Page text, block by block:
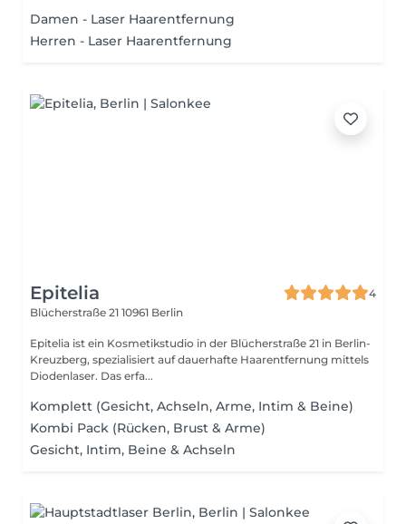
Damen - Laser Haarentfernung
Herren - Laser Haarentfernung
Epitelia
4
Blücherstraße 21 10961 Berlin
Epitelia ist ein Kosmetikstudio in der Blücherstraße 21 in Berlin-
Kreuzberg, spezialisiert auf dauerhafte Haarentfernung mittels
Diodenlaser. Das erfa...
Komplett (Gesicht, Achseln, Arme, Intim & Beine)
Kombi Pack (Rücken, Brust & Arme)
Gesicht, Intim, Beine & Achseln